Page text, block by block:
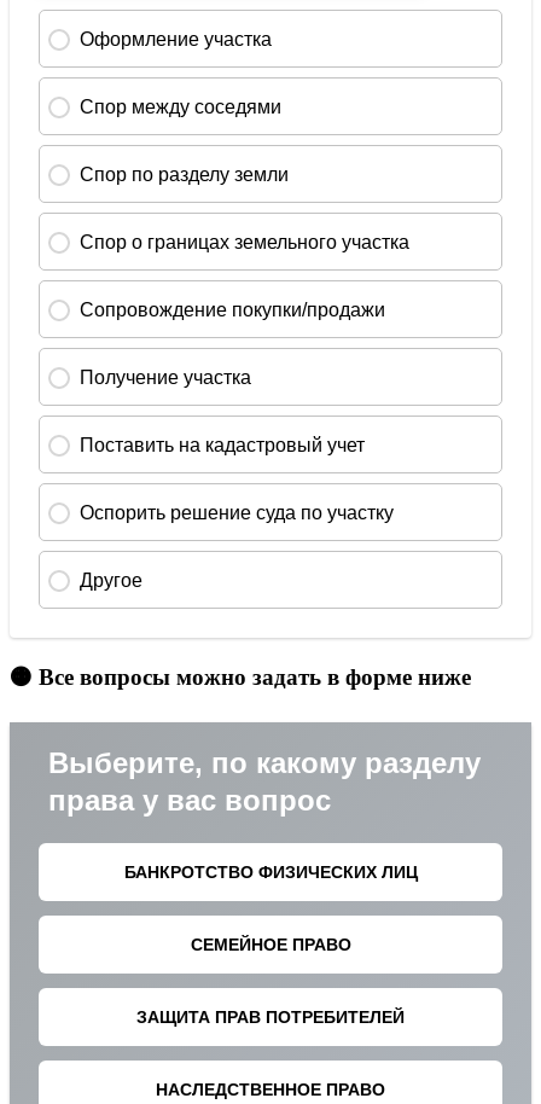
🟠 Все вопросы можно задать в форме ниже